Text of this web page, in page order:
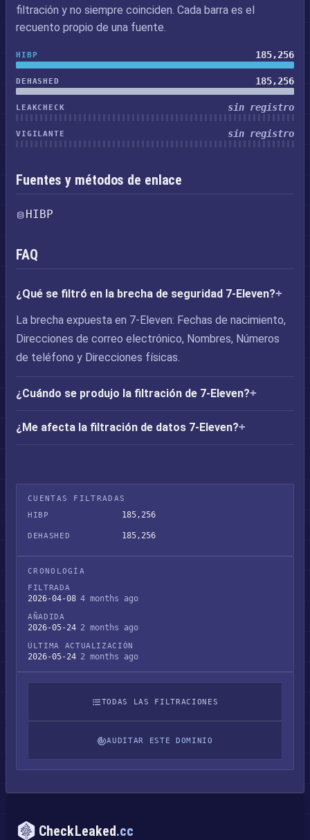
filtración y no siempre coinciden. Cada barra es el
recuento propio de una fuente.
HIBP 185,256
DEHASHED 185,256
LEAKCHECK sin registro
VIGILANTE sin registro
Fuentes y métodos de enlace
HIBP
FAQ
¿Qué se filtró en la brecha de seguridad 7-Eleven?
La brecha expuesta en 7-Eleven: Fechas de nacimiento,
Direcciones de correo electrónico, Nombres, Números
de teléfono y Direcciones físicas.
¿Cuándo se produjo la filtración de 7-Eleven?
¿Me afecta la filtración de datos 7-Eleven?
CUENTAS FILTRADAS
HIBP
185,256
DEHASHED 185,256
CRONOLOGÍA
FILTRADA
2026-04-08 4 months ago
AÑADIDA
2026-05-24 2 months ago
ÚLTIMA ACTUALIZACIÓN
2026-05-24 2 months ago
TODAS LAS FILTRACIONES
AUDITAR ESTE DOMINIO
CheckLeaked.cc